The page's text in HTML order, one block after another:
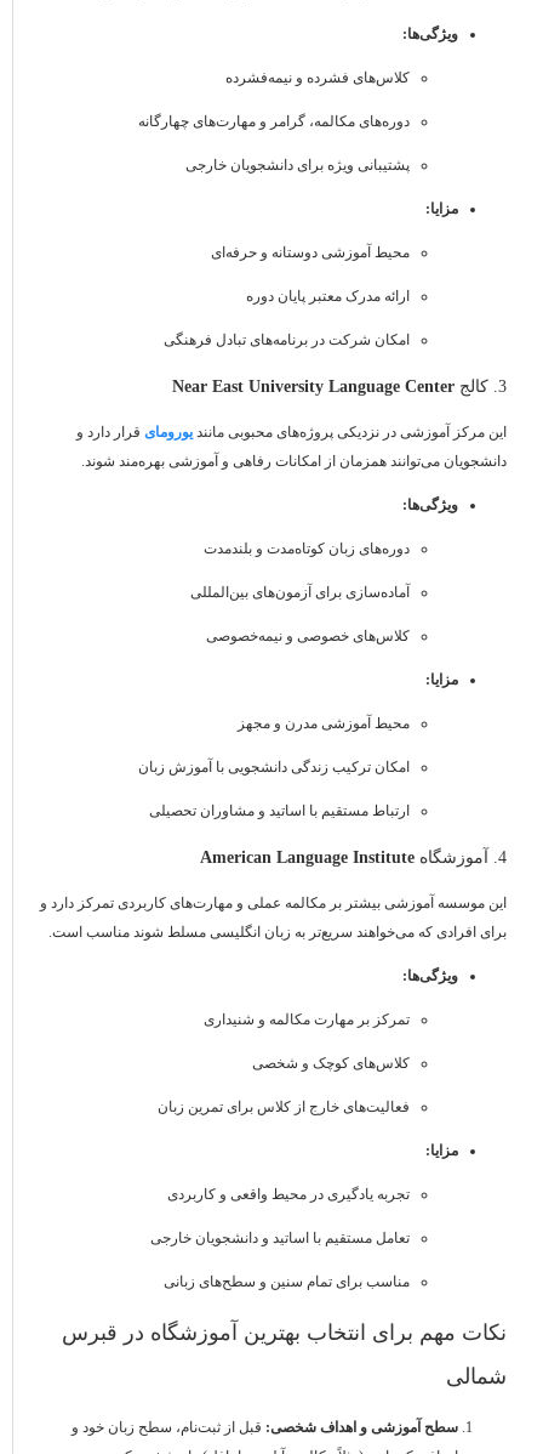
ویژگی‌ها:
کلاس‌های فشرده و نیمه‌فشرده
دوره‌های مکالمه، گرامر و مهارت‌های چهارگانه
پشتیبانی ویژه برای دانشجویان خارجی
مزایا:
محیط آموزشی دوستانه و حرفه‌ای
ارائه مدرک معتبر پایان دوره
امکان شرکت در برنامه‌های تبادل فرهنگی
3. کالج Near East University Language Center
این مرکز آموزشی در نزدیکی پروژه‌های محبوبی مانند یورومای قرار دارد و
دانشجویان می‌توانند همزمان از امکانات رفاهی و آموزشی بهره‌مند شوند.
ویژگی‌ها:
دوره‌های زبان کوتاه‌مدت و بلندمدت
آماده‌سازی برای آزمون‌های بین‌المللی
کلاس‌های خصوصی و نیمه‌خصوصی
مزایا:
محیط آموزشی مدرن و مجهز
امکان ترکیب زندگی دانشجویی با آموزش زبان
ارتباط مستقیم با اساتید و مشاوران تحصیلی
4. آموزشگاه American Language Institute
این موسسه آموزشی بیشتر بر مکالمه عملی و مهارت‌های کاربردی تمرکز دارد و
برای افرادی که می‌خواهند سریع‌تر به زبان انگلیسی مسلط شوند مناسب است.
ویژگی‌ها:
تمرکز بر مهارت مکالمه و شنیداری
کلاس‌های کوچک و شخصی
فعالیت‌های خارج از کلاس برای تمرین زبان
مزایا:
تجربه یادگیری در محیط واقعی و کاربردی
تعامل مستقیم با اساتید و دانشجویان خارجی
مناسب برای تمام سنین و سطح‌های زبانی
نکات مهم برای انتخاب بهترین آموزشگاه در قبرس
شمالی
سطح آموزشی و اهداف شخصی: قبل از ثبت‌نام، سطح زبان خود و